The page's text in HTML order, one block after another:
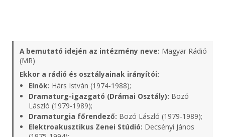
A bemutató idején az intézmény neve: Magyar Rádió
(MR)
Ekkor a rádió és osztályainak irányítói:
Elnök: Hárs István (1974-1988);
Dramaturg-igazgató (Drámai Osztály): Bozó
László (1979-1989);
Dramaturgia főrendező: Bozó László (1979-1989);
Elektroakusztikus Zenei Stúdió: Decsényi János